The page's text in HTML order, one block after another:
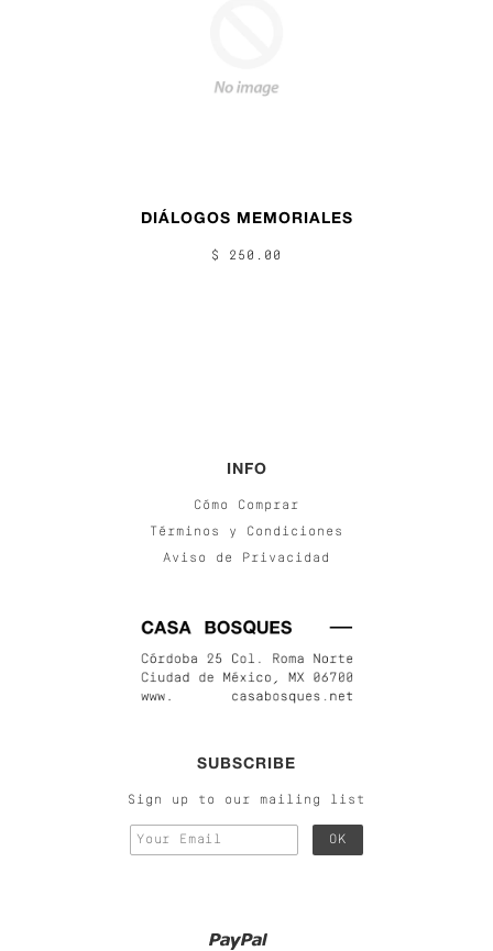
DIÁLOGOS MEMORIALES
$ 250.00
INFO
Cómo Comprar
Términos y Condiciones
Aviso de Privacidad
SUBSCRIBE
Sign up to our mailing list